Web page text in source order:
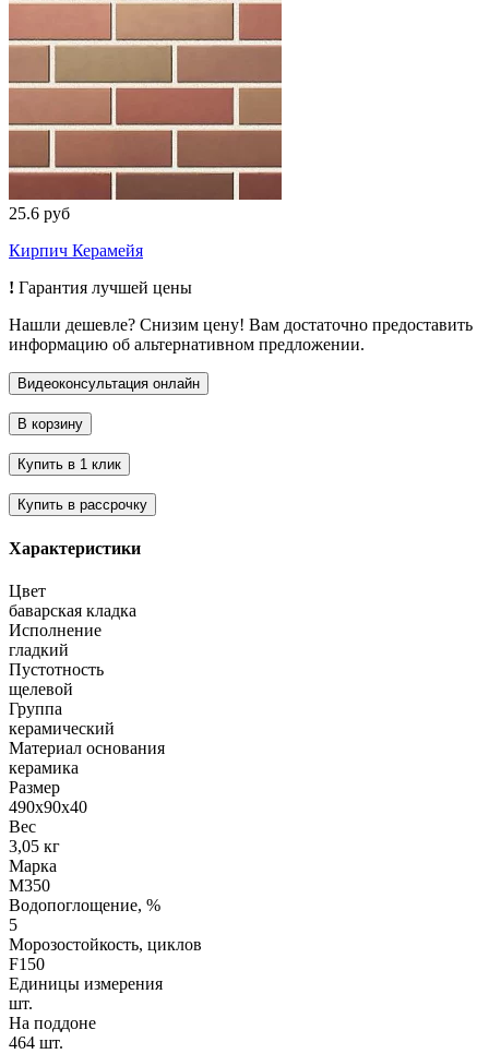
25.6 руб
Кирпич Керамейя
! Гарантия лучшей цены
Нашли дешевле? Снизим цену! Вам достаточно предоставить
информацию об альтернативном предложении.
Характеристики
Цвет
баварская кладка
Исполнение
гладкий
Пустотность
щелевой
Группа
керамический
Материал основания
керамика
Размер
490х90х40
Вес
3,05 кг
Марка
М350
Водопоглощение, %
5
Морозостойкость, циклов
F150
Единицы измерения
шт.
На поддоне
464 шт.